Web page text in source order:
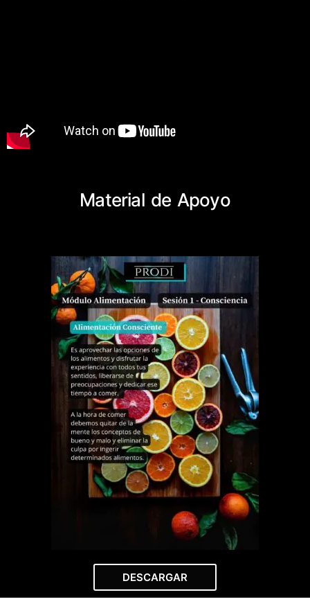
Material de Apoyo
DESCARGAR